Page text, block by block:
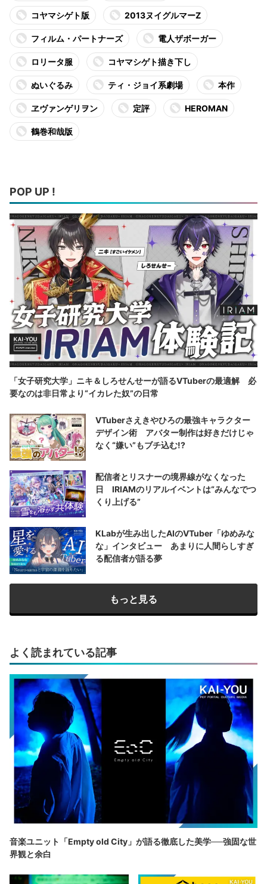
コヤマシゲト版 2013ヌイグルマーZ
フィルム・パートナーズ 電人ザボーガー
ロリータ服 コヤマシゲト描き下し
ぬいぐるみ ティ・ジョイ系劇場 本作
ヱヴァンゲリヲン 定評 HEROMAN
鶴巻和哉版
POP UP !
「女子研究大学」ニキ＆しろせんせーが語るVTuberの最適解 必
要なのは非日常より“イカレた奴”の日常
VTuberさえきやひろの最強キャラクター
デザイン術 アバター制作は好きだけじゃ
なく“嫌い”もブチ込む!?
配信者とリスナーの境界線がなくなった
日 IRIAMのリアルイベントは“みんなでつ
くり上げる”
KLabが生み出したAIのVTuber「ゆめみな
な」インタビュー あまりに人間らしすぎ
る配信者が語る夢
もっと見る
よく読まれている記事
音楽ユニット「Empty old City」が語る徹底した美学──強固な世
界観と余白